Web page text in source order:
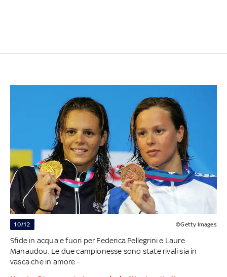
10/12 ©Getty Images
Sfide in acqua e fuori per Federica Pellegrini e Laure
Manaudou. Le due campionesse sono state rivali sia in
vasca che in amore -